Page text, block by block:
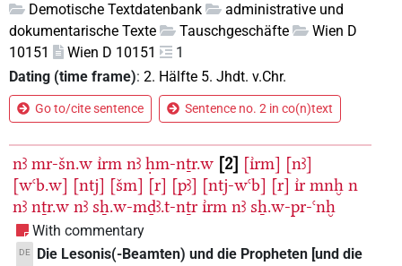
Demotische Textdatenbank
administrative und
dokumentarische Texte
Tauschgeschäfte
Wien D
10151
Wien D 10151
1
Dating (time frame): 2. Hälfte 5. Jhdt. v.Chr.
Go to/cite sentence Sentence no. 2 in co(n)text
nꜣ mr-šn.w ı͗rm nꜣ ḥm-nṯr.w 2 [ı͗rm] [nꜣ]
[wꜥb.w] [ntj] [šm] [r] [pꜣ] [ntj-wꜥb] [r] ı͗r mnḫ n
nꜣ nṯr.w nꜣ sẖ.w-mḏꜣ.t-nṯr ı͗rm nꜣ sẖ.w-pr-ꜥnḫ
With commentary
DE
Die Lesonis(-Beamten) und die Propheten [und die